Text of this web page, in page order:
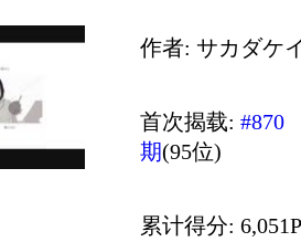
作者: サカダケ
首次揭载: #870
期(95位)
累计得分: